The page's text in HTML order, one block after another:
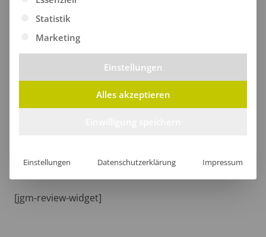
Grammatur:130 g/m²
Pflegehinweis:
Größentabelle
[jgm-review-widget]
Statistik
Marketing
Einstellungen
Alles akzeptieren
Einstellungen Datenschutzerklärung Impressum